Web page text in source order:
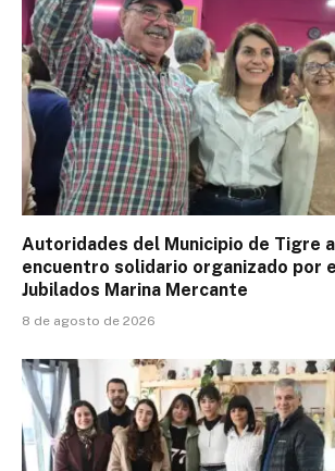
Autoridades del Municipio de Tigre
encuentro solidario organizado por
Jubilados Marina Mercante
8 de agosto de 2026